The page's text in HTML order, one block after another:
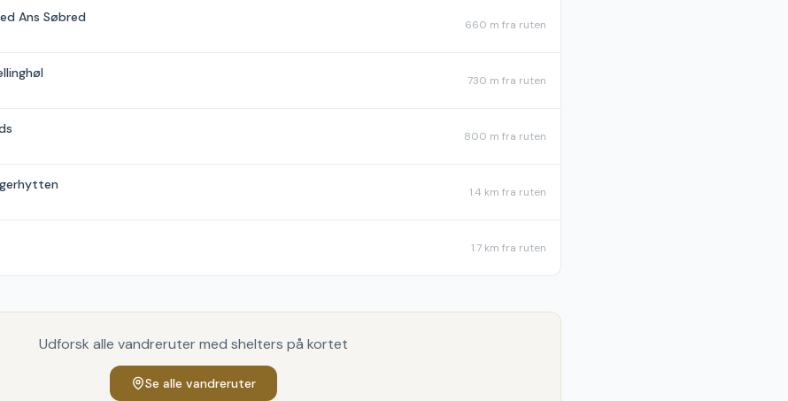
Ans Søbred 660 m fra ruten
730 m fra ruten
800 m fra ruten
1.4 km fra ruten
1.7 km fra ruten
Udforsk alle vandreruter med shelters på kortet
Se alle vandreruter